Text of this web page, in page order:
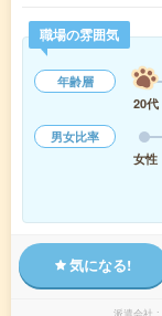
職場の雰囲気
年齢層
20代
男女比率
女性
気になる!